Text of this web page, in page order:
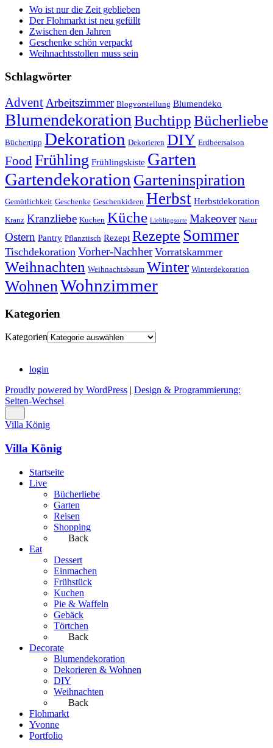
Wo ist nur die Zeit geblieben
Der Flohmarkt ist neu gefüllt
Zwischen den Jahren
Geschenke schön verpackt
Weihnachtsstollen muss sein
Schlagwörter
Advent Arbeitszimmer Blogvorstellung Blumendeko
Blumendekoration BuchtippBücherliebe
Büchertipp Dekoration Dekorieren DIY Erdbeersaison
FoodFrühling Frühlingskiste Garten
Gartendekoration Garteninspiration
Gemütlichkeit Geschenke Geschenkideen Herbst Herbstdekoration
Kranz Kranzliebe Kuchen Küche Lieblingsorte Makeover Natur
Ostern Pantry Pflanztisch Rezept Rezepte Sommer
Tischdekoration Vorher-Nachher Vorratskammer
Weihnachten Weihnachtsbaum Winter Winterdekoration
WohnenWohnzimmer
Kategorien
Kategorien
login
Proudly powered by WordPress
Design & Programmierung:
Seiten-Wechsel
Villa König
Villa König
Startseite
Live
Bücherliebe
Garten
Reisen
Shopping
Back
Eat
Dessert
Einmachen
Frühstück
Kuchen
Pie & Waffeln
Gebäck
Törtchen
Back
Decorate
Blumendekoration
Dekorieren & Wohnen
DIY
Weihnachten
Back
Flohmarkt
Yvonne
Portfolio